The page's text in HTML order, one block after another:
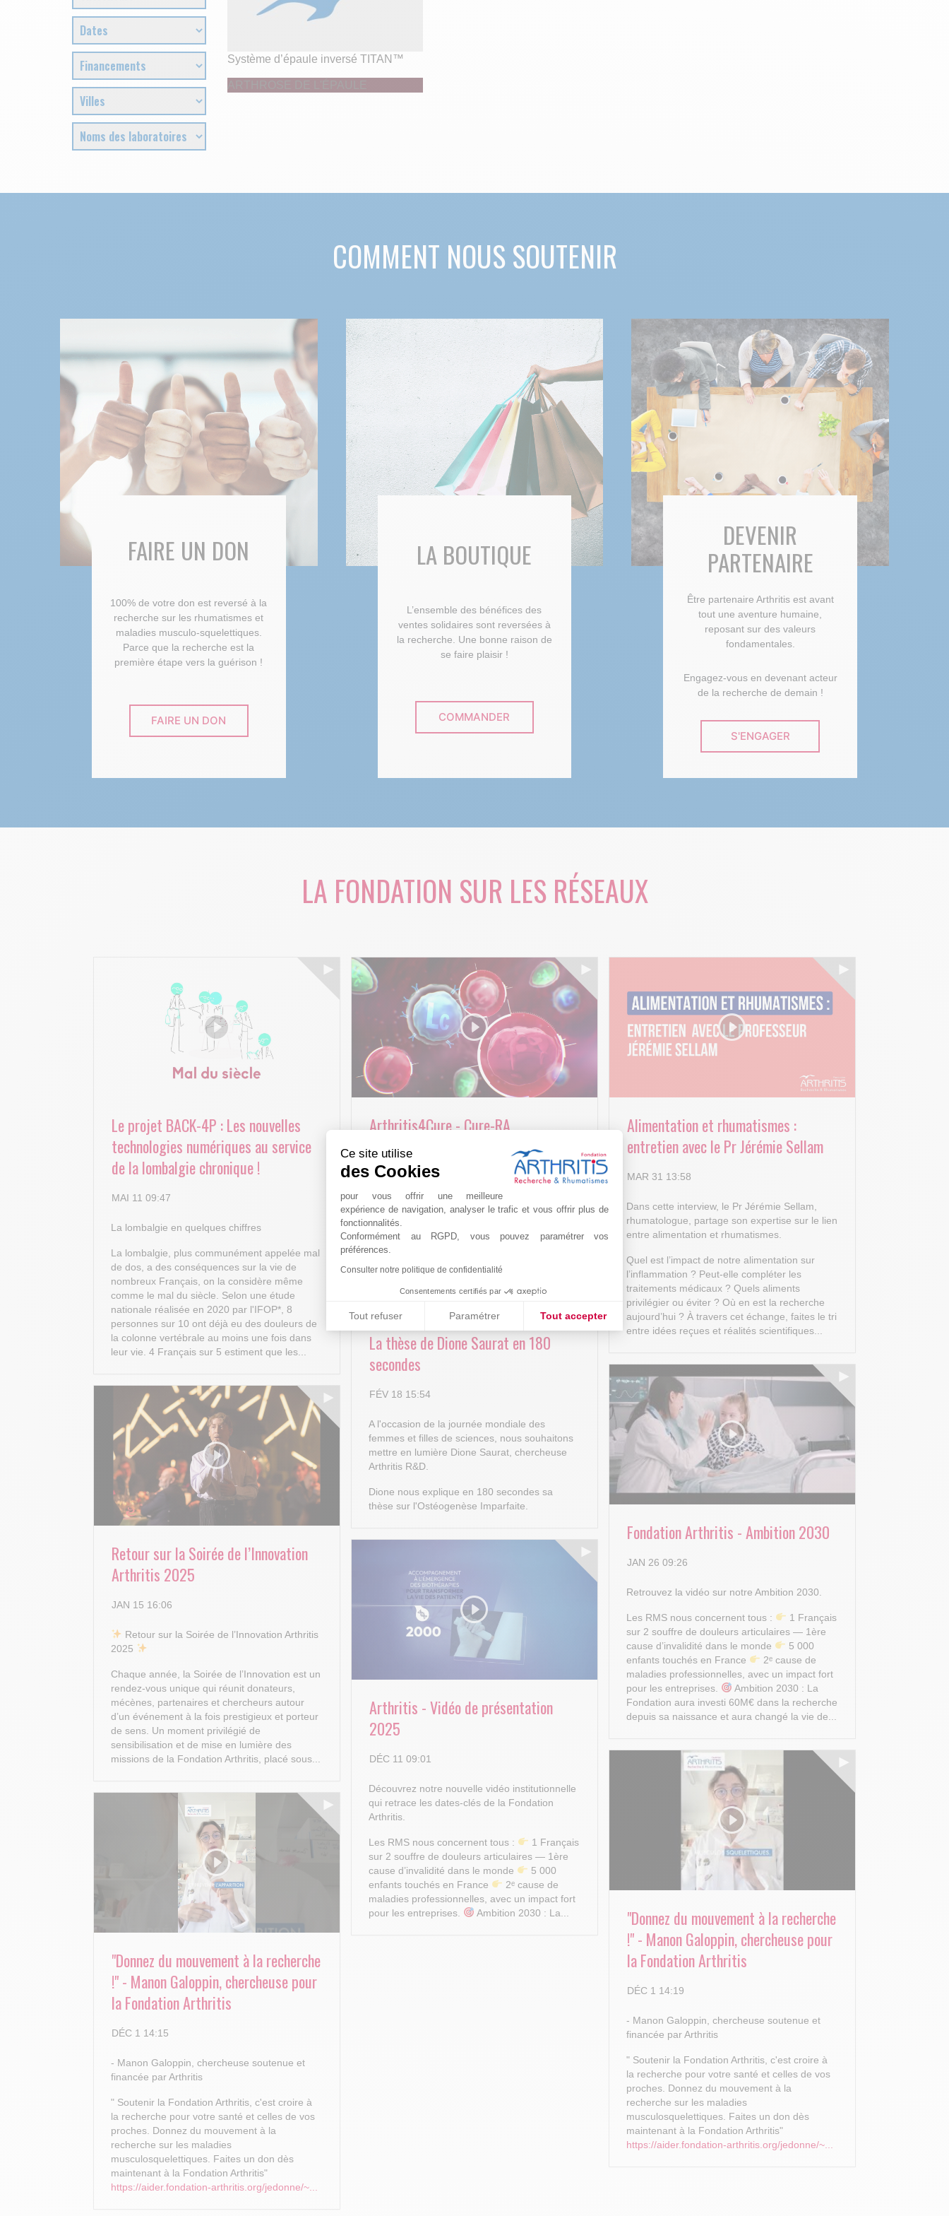
Ce site utilise
des Cookies
pour vous offrir une meilleure
expérience de navigation, analyser le trafic et vous offrir plus de
fonctionnalités.
Conformément au RGPD, vous pouvez paramétrer vos
préférences.
Consulter notre politique de confidentialité
Consentements certifiés par
Tout refuser Paramétrer Tout accepter
Axeptio consent
Plateforme de Gestion du Consentement : Personnalisez vos Options
Notre plateforme vous permet d'adapter et de gérer vos paramètres de confidentialité, en garantissant la conformité avec
Système d’épaule inversé TITAN™
COMMENT NOUS SOUTENIR
FAIRE UN DON
100% de votre don est reversé à la
recherche sur les rhumatismes et
maladies musculo-squelettiques.
Parce que la recherche est la
première étape vers la guérison !
FAIRE UN DON
LA BOUTIQUE
L’ensemble des bénéfices des
ventes solidaires sont reversées à
la recherche. Une bonne raison de
se faire plaisir !
COMMANDER
DEVENIR
PARTENAIRE
Être partenaire Arthritis est avant
tout une aventure humaine,
reposant sur des valeurs
fondamentales.
Engagez-vous en devenant acteur
de la recherche de demain !
S'ENGAGER
LA FONDATION SUR LES RÉSEAUX
Le projet BACK-4P : Les nouvelles
technologies numériques au service
de la lombalgie chronique !
MAI 11 09:47
La lombalgie en quelques chiffres
La lombalgie, plus communément appelée mal
de dos, a des conséquences sur la vie de
nombreux Français, on la considère même
comme le mal du siècle. Selon une étude
nationale réalisée en 2020 par l'IFOP*, 8
personnes sur 10 ont déjà eu des douleurs de
la colonne vertébrale au moins une fois dans
leur vie. 4 Français sur 5 estiment que les...
Arthritis4Cure - Cure-RA
AVR 22 15:01
Alimentation et rhumatismes :
entretien avec le Pr Jérémie Sellam
MAR 31 13:58
Dans cette interview, le Pr Jérémie Sellam,
rhumatologue, partage son expertise sur le lien
entre alimentation et rhumatismes.
Quel est l’impact de notre alimentation sur
l’inflammation ? Peut-elle compléter les
traitements médicaux ? Quels aliments
privilégier ou éviter ? Où en est la recherche
aujourd’hui ? À travers cet échange, faites le tri
entre idées reçues et réalités scientifiques...
La thèse de Dione Saurat en 180
secondes
FÉV 18 15:54
A l'occasion de la journée mondiale des
femmes et filles de sciences, nous souhaitons
mettre en lumière Dione Saurat, chercheuse
Arthritis R&D.
Dione nous explique en 180 secondes sa
thèse sur l'Ostéogenèse Imparfaite.
Fondation Arthritis - Ambition 2030
JAN 26 09:26
Retrouvez la vidéo sur notre Ambition 2030.
Les RMS nous concernent tous :
1 Français
sur 2 souffre de douleurs articulaires — 1ère
cause d’invalidité dans le monde
5 000
enfants touchés en France
2ᵉ cause de
maladies professionnelles, avec un impact fort
pour les entreprises.
Ambition 2030 : La
Fondation aura investi 60M€ dans la recherche
depuis sa naissance et aura changé la vie de...
Retour sur la Soirée de l’Innovation
Arthritis 2025
JAN 15 16:06
​ Retour sur la Soirée de l’Innovation Arthritis
2025
Chaque année, la Soirée de l’Innovation est un
rendez-vous unique qui réunit donateurs,
mécènes, partenaires et chercheurs autour
d’un événement à la fois prestigieux et porteur
de sens. Un moment privilégié de
sensibilisation et de mise en lumière des
missions de la Fondation Arthritis, placé sous...
Arthritis - Vidéo de présentation
2025
DÉC 11 09:01
Découvrez notre nouvelle vidéo institutionnelle
qui retrace les dates-clés de la Fondation
Arthritis.
Les RMS nous concernent tous :
1 Français
sur 2 souffre de douleurs articulaires — 1ère
cause d’invalidité dans le monde
5 000
enfants touchés en France
2ᵉ cause de
maladies professionnelles, avec un impact fort
pour les entreprises.
Ambition 2030 : La...
"Donnez du mouvement à la recherche
!" - Manon Galoppin, chercheuse pour
la Fondation Arthritis
DÉC 1 14:19
- Manon Galoppin, chercheuse soutenue et
financée par Arthritis
" Soutenir la Fondation Arthritis, c'est croire à
la recherche pour votre santé et celles de vos
proches. Donnez du mouvement à la
recherche sur les maladies
musculosquelettiques. Faites un don dès
maintenant à la Fondation Arthritis"
https://aider.fondation-arthritis.org/jedonne/~...
"Donnez du mouvement à la recherche
!" - Manon Galoppin, chercheuse pour
la Fondation Arthritis
DÉC 1 14:15
- Manon Galoppin, chercheuse soutenue et
financée par Arthritis
" Soutenir la Fondation Arthritis, c'est croire à
la recherche pour votre santé et celles de vos
proches. Donnez du mouvement à la
recherche sur les maladies
musculosquelettiques. Faites un don dès
maintenant à la Fondation Arthritis"
https://aider.fondation-arthritis.org/jedonne/~...